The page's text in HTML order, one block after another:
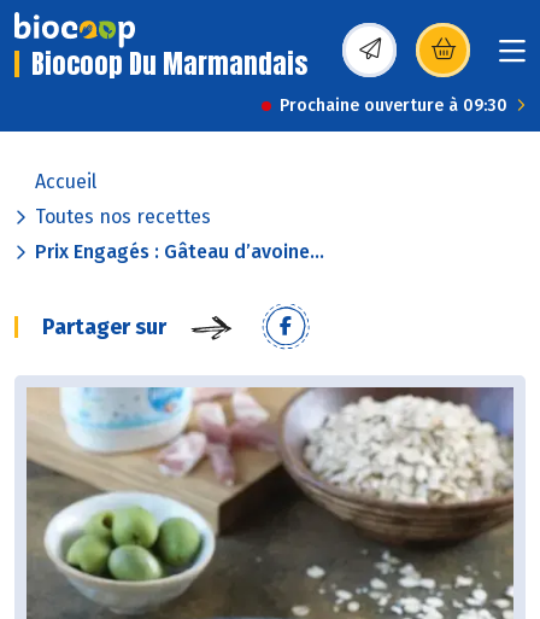
Biocoop Du Marmandais (s’ouvre dans une
Prochaine ouverture à 09:30
Accueil
Toutes nos recettes
Prix Engagés : Gâteau d’avoine...
Partager sur